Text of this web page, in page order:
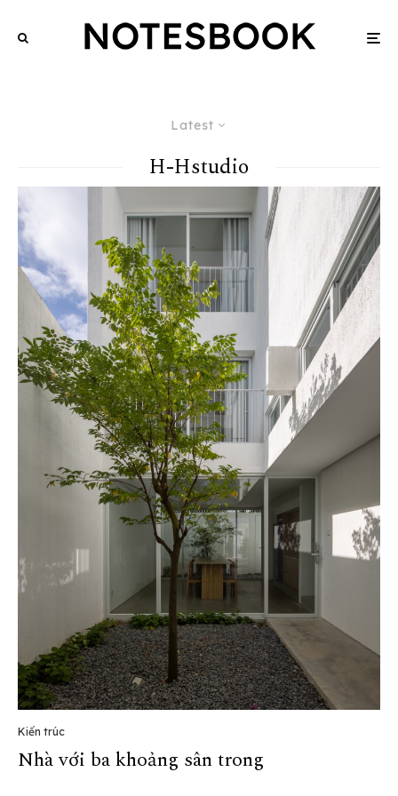
Latest
H-Hstudio
Kiến trúc
Nhà với ba khoảng sân trong